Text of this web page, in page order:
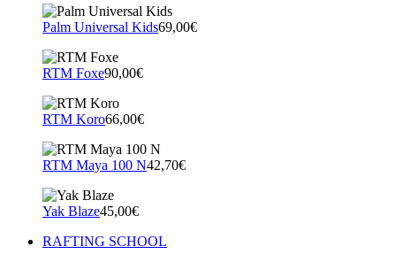
Palm Universal Kids69,00€
RTM Foxe90,00€
RTM Koro66,00€
RTM Maya 100 N42,70€
Yak Blaze45,00€
RAFTING SCHOOL